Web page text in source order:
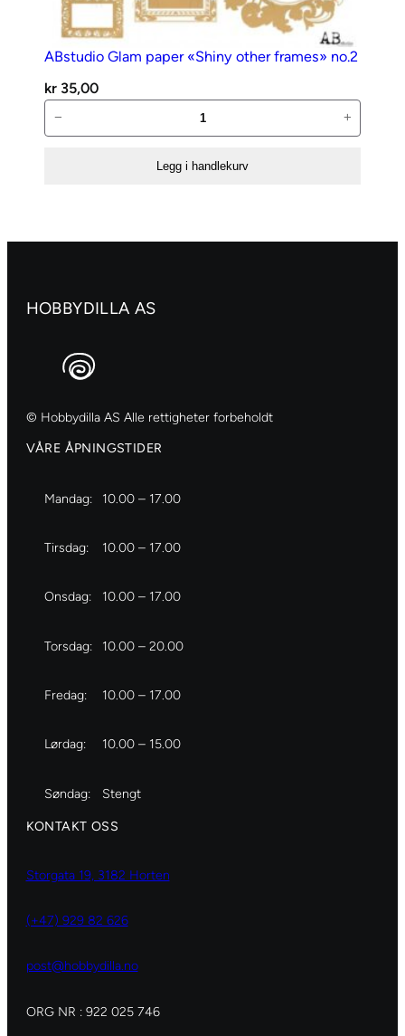
ABstudio Glam paper «Shiny other frames» no.2
kr 35,00
Glam
no.2
− +
Legg i handlekurv
HOBBYDILLA AS
© Hobbydilla AS Alle rettigheter forbeholdt
VÅRE ÅPNINGSTIDER
Mandag: 10.00 – 17.00
Tirsdag: 10.00 – 17.00
Onsdag: 10.00 – 17.00
Torsdag: 10.00 – 20.00
Fredag: 10.00 – 17.00
Lørdag: 10.00 – 15.00
Søndag: Stengt
KONTAKT OSS
Storgata 19, 3182 Horten
(+47) 929 82 626
post@hobbydilla.no
ORG NR : 922 025 746